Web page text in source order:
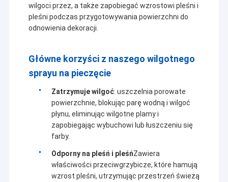
wilgoci przez, a także zapobiegać wzrostowi pleśni i
pleśni podczas przygotowywania powierzchni do
odnowienia dekoracji.
Główne korzyści z naszego wilgotnego
sprayu na pieczęcie
Zatrzymuje wilgoć: uszczelnia porowate
powierzchnie, blokując parę wodną i wilgoć
płynu, eliminując wilgotne plamy i
zapobiegając wybuchowi lub łuszczeniu się
farby.
Odporny na pleśń i pleśńZawiera
właściwości przeciwgrzybicze, które hamują
wzrost pleśni, utrzymując przestrzeń świeżą